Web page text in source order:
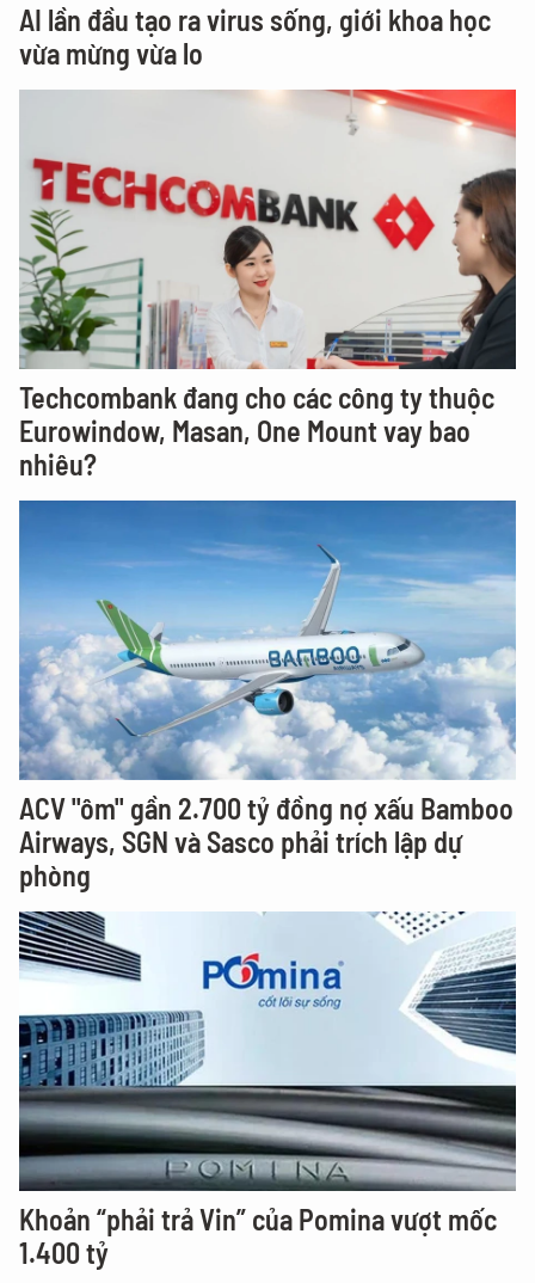
AI lần đầu tạo ra virus sống, giới khoa học
vừa mừng vừa lo
Techcombank đang cho các công ty thuộc
Eurowindow, Masan, One Mount vay bao
nhiêu?
ACV "ôm" gần 2.700 tỷ đồng nợ xấu Bamboo
Airways, SGN và Sasco phải trích lập dự
phòng
Khoản “phải trả Vin” của Pomina vượt mốc
1.400 tỷ